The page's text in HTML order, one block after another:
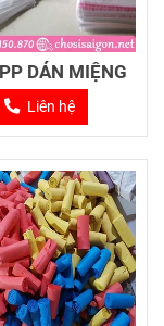
DÁN MIỆNG
Liên hệ